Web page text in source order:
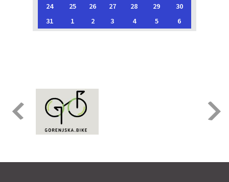
24
25 26 27 28 29
30
31
1 2 3 4 5 6